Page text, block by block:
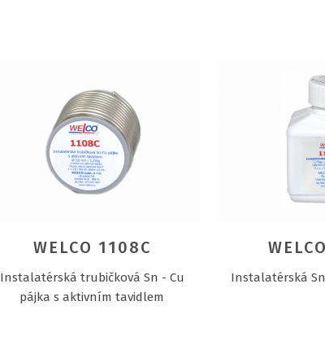
WELCO 1108C
Instalatérská trubičková Sn - Cu
pájka s aktivním tavidlem
Instalatérská